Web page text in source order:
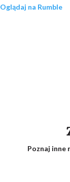
Oglądaj na Rumble
Poznaj inne